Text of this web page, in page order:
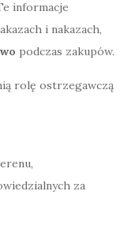
informacje
i nakazach,
podczas zakupów.
rolę ostrzegawczą
za